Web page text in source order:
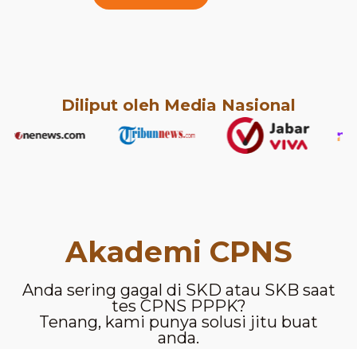
Diliput oleh Media Nasional
Akademi CPNS
Anda sering gagal di SKD atau SKB saat
tes CPNS PPPK?
Tenang, kami punya solusi jitu buat
anda.